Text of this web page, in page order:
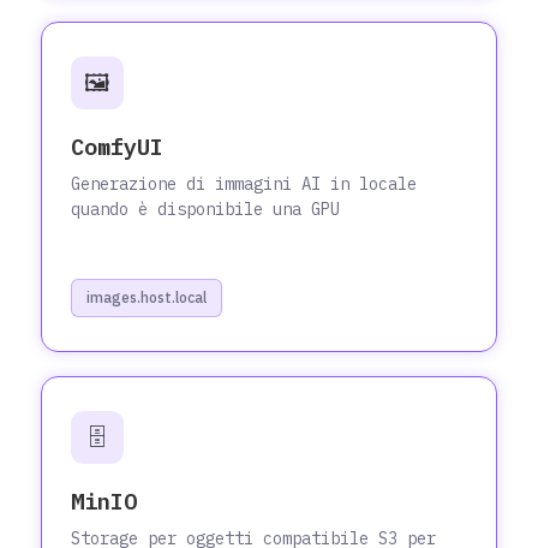
🖼️
ComfyUI
Generazione di immagini AI in locale
quando è disponibile una GPU
images.host.local
🗄️
MinIO
Storage per oggetti compatibile S3 per